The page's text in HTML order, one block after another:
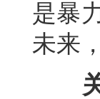
是暴
未来